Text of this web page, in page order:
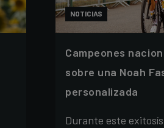
NOTICIAS
Campeones
sobre una Noah
personalizada
Durante este